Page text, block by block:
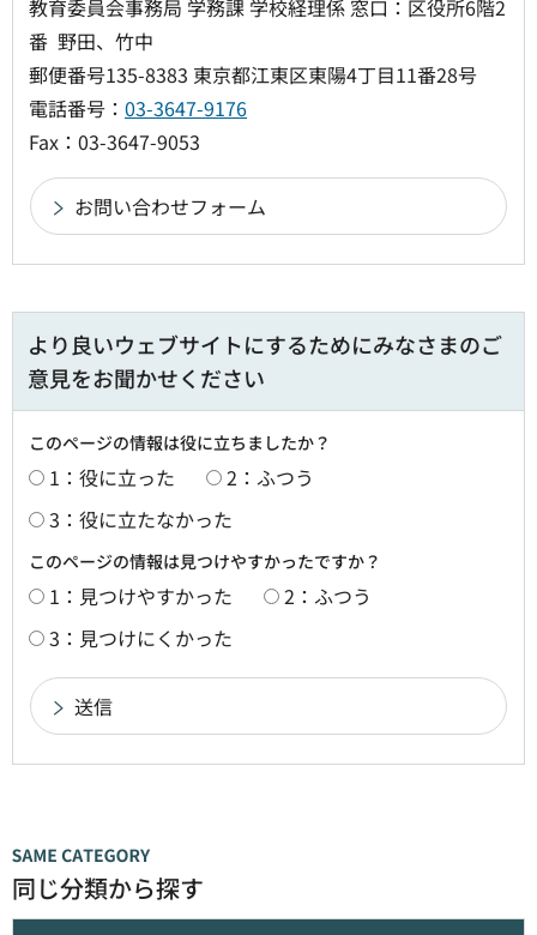
教育委員会事務局 学務課 学校経理係 窓口：区役所6階2
番 野田、竹中
郵便番号135-8383 東京都江東区東陽4丁目11番28号
電話番号： 03-3647-9176
Fax：03-3647-9053
より良いウェブサイトにするためにみなさまのご
意見をお聞かせください
このページの情報は役に立ちましたか？
1：役に立った
2：ふつう
3：役に立たなかった
このページの情報は見つけやすかったですか？
1：見つけやすかった
2：ふつう
3：見つけにくかった
同じ分類から探す